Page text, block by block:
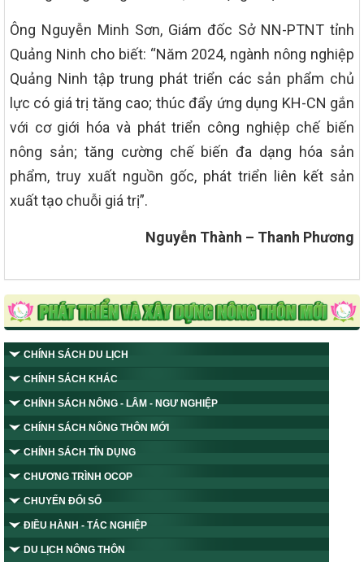
Ông Nguyễn Minh Sơn, Giám đốc Sở NN-PTNT tỉnh
Quảng Ninh cho biết: “Năm 2024, ngành nông nghiệp
Quảng Ninh tập trung phát triển các sản phẩm chủ
lực có giá trị tăng cao; thúc đẩy ứng dụng KH-CN gắn
với cơ giới hóa và phát triển công nghiệp chế biến
nông sản; tăng cường chế biến đa dạng hóa sản
phẩm, truy xuất nguồn gốc, phát triển liên kết sản
xuất tạo chuỗi giá trị”.
Nguyễn Thành – Thanh Phương
CHÍNH SÁCH DU LỊCH
CHÍNH SÁCH KHÁC
CHÍNH SÁCH NÔNG - LÂM - NGƯ NGHIỆP
CHÍNH SÁCH NÔNG THÔN MỚI
CHÍNH SÁCH TÍN DỤNG
CHƯƠNG TRÌNH OCOP
CHUYỂN ĐỔI SỐ
ĐIỀU HÀNH - TÁC NGHIỆP
DU LỊCH NÔNG THÔN